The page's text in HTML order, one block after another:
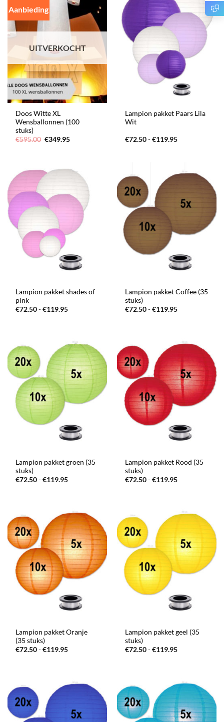
Aanbieding
UITVERKOCHT
Doos Witte XL
Wensballonnen (100
stuks)
€595.00 Oorspronkelijke
€349.95Huidige
Lampion pakket Paars Lila
Wit
€72.50-€119.95Prijsklasse:
Lampion pakket shades of
pink
€72.50-€119.95Prijsklasse:
Lampion pakket Coffee (35
stuks)
€72.50-€119.95Prijsklasse:
Lampion pakket groen (35
stuks)
€72.50-€119.95Prijsklasse:
Lampion pakket Rood (35
stuks)
€72.50-€119.95Prijsklasse:
Lampion pakket Oranje
(35 stuks)
€72.50-€119.95Prijsklasse:
Lampion pakket geel (35
stuks)
€72.50-€119.95Prijsklasse: